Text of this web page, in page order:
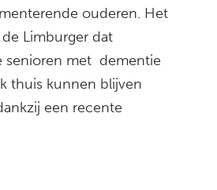
ouderen. Het
Limburger dat
senioren met dementie
thuis kunnen blijven
een recente